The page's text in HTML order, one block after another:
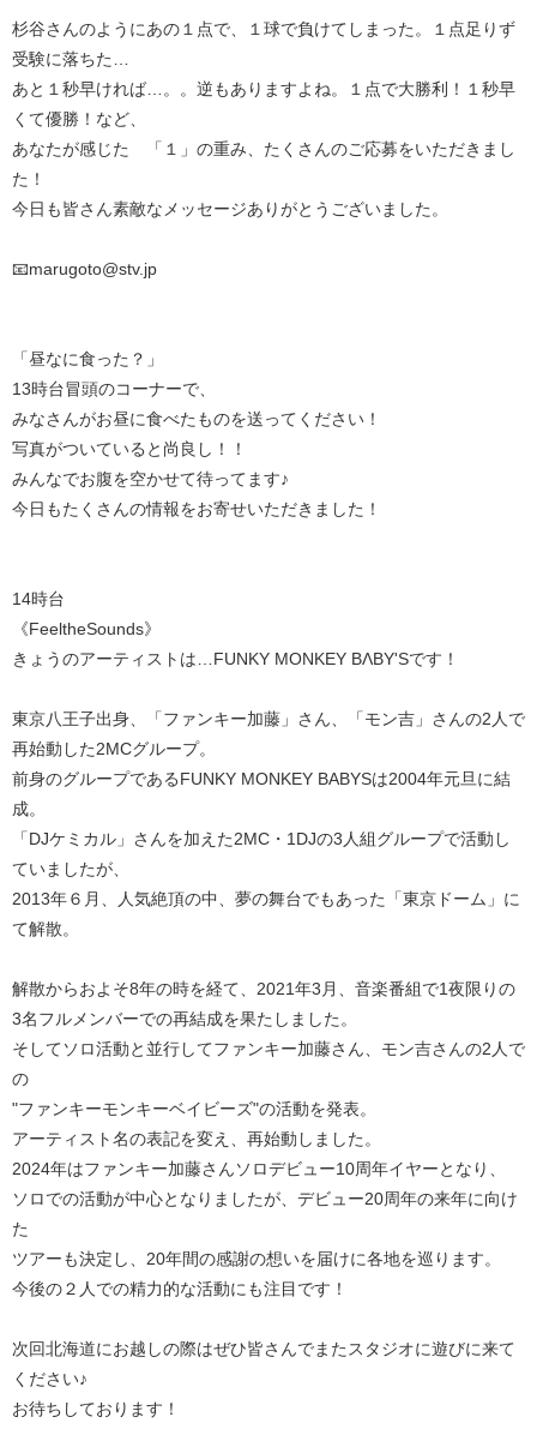
杉谷さんのようにあの１点で、１球で負けてしまった。１点足りず
受験に落ちた…
あと１秒早ければ…。。逆もありますよね。１点で大勝利！１秒早
くて優勝！など、
あなたが感じた 「１」の重み、たくさんのご応募をいただきまし
た！
今日も皆さん素敵なメッセージありがとうございました。
📧marugoto@stv.jp
「昼なに食った？」
13時台冒頭のコーナーで、
みなさんがお昼に食べたものを送ってください！
写真がついていると尚良し！！
みんなでお腹を空かせて待ってます♪
今日もたくさんの情報をお寄せいただきました！
14時台
《FeeltheSounds》
きょうのアーティストは…FUNKY MONKEY BΛBY'Sです！
東京⼋王⼦出⾝、「ファンキー加藤」さん、「モン吉」さんの2⼈で
再始動した2MCグループ。
前⾝のグループであるFUNKY MONKEY BABYSは2004年元旦に結
成。
「DJケミカル」さんを加えた2MC・1DJの3⼈組グループで活動し
ていましたが、
2013年６月、人気絶頂の中、夢の舞台でもあった「東京ドーム」に
て解散。
解散からおよそ8年の時を経て、2021年3⽉、音楽番組で1夜限りの
3名フルメンバーでの再結成を果たしました。
そしてソロ活動と並⾏してファンキー加藤さん、モン吉さんの2⼈で
の
"ファンキーモンキーベイビーズ"の活動を発表。
アーティスト名の表記を変え、再始動しました。
2024年はファンキー加藤さんソロデビュー10周年イヤーとなり、
ソロでの活動が中⼼となりましたが、デビュー20周年の来年に向け
た
ツアーも決定し、20年間の感謝の想いを届けに各地を巡ります。
今後の２人での精力的な活動にも注目です！
次回北海道にお越しの際はぜひ皆さんでまたスタジオに遊びに来て
ください♪
お待ちしております！